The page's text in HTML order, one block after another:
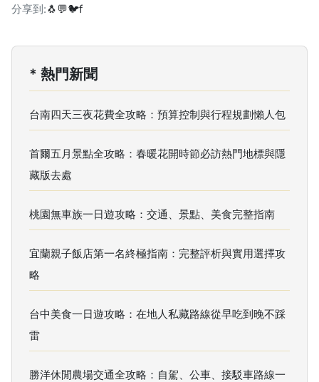
分享到:🐧💬🐦f
* 熱門新聞
台南四天三夜花費全攻略：預算控制與行程規劃懶人包
首爾五月景點全攻略：春暖花開時節必訪熱門地標與隱
藏版去處
桃園無車族一日遊攻略：交通、景點、美食完整指南
宜蘭親子飯店第一名終極指南：完整評析與實用選擇攻
略
台中美食一日遊攻略：在地人私藏路線從早吃到晚不踩
雷
勝洋休閒農場交通全攻略：自駕、公車、接駁車路線一